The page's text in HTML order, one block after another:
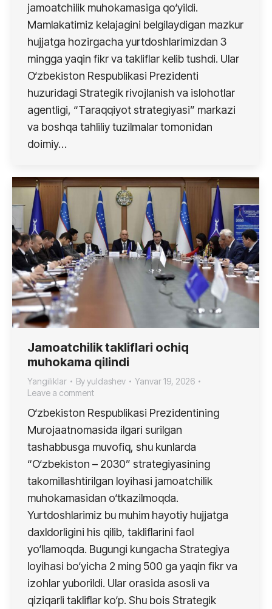
jamoatchilik muhokamasiga qo‘yildi.
Mamlakatimiz kelajagini belgilaydigan mazkur
hujjatga hozirgacha yurtdoshlarimizdan 3
mingga yaqin fikr va takliflar kelib tushdi. Ular
O‘zbekiston Respublikasi Prezidenti
huzuridagi Strategik rivojlanish va islohotlar
agentligi, “Taraqqiyot strategiyasi” markazi
va boshqa tahliliy tuzilmalar tomonidan
doimiy…
Jamoatchilik takliflari ochiq
muhokama qilindi
Yangiliklar Byyuldashev
Yanvar 19, 2026
Leave a comment
O‘zbekiston Respublikasi Prezidentining
Murojaatnomasida ilgari surilgan
tashabbusga muvofiq, shu kunlarda
“O‘zbekiston – 2030” strategiyasining
takomillashtirilgan loyihasi jamoatchilik
muhokamasidan o‘tkazilmoqda.
Yurtdoshlarimiz bu muhim hayotiy hujjatga
daxldorligini his qilib, takliflarini faol
yo‘llamoqda. Bugungi kungacha Strategiya
loyihasi bo‘yicha 2 ming 500 ga yaqin fikr va
izohlar yuborildi. Ular orasida asosli va
qiziqarli takliflar ko‘p. Shu bois Strategik